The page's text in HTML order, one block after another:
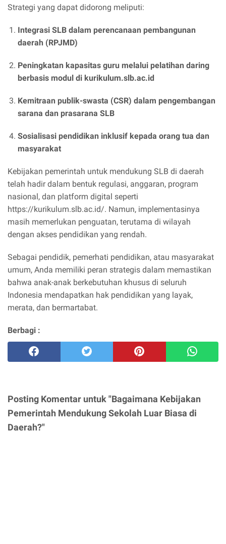
Strategi yang dapat didorong meliputi:
Integrasi SLB dalam perencanaan pembangunan
daerah (RPJMD)
Peningkatan kapasitas guru melalui pelatihan daring
berbasis modul di kurikulum.slb.ac.id
Kemitraan publik-swasta (CSR) dalam pengembangan
sarana dan prasarana SLB
Sosialisasi pendidikan inklusif kepada orang tua dan
masyarakat
Kebijakan pemerintah untuk mendukung SLB di daerah
telah hadir dalam bentuk regulasi, anggaran, program
nasional, dan platform digital seperti
https://kurikulum.slb.ac.id/. Namun, implementasinya
masih memerlukan penguatan, terutama di wilayah
dengan akses pendidikan yang rendah.
Sebagai pendidik, pemerhati pendidikan, atau masyarakat
umum, Anda memiliki peran strategis dalam memastikan
bahwa anak-anak berkebutuhan khusus di seluruh
Indonesia mendapatkan hak pendidikan yang layak,
merata, dan bermartabat.
Berbagi :
Posting Komentar untuk "Bagaimana Kebijakan
Pemerintah Mendukung Sekolah Luar Biasa di
Daerah?"